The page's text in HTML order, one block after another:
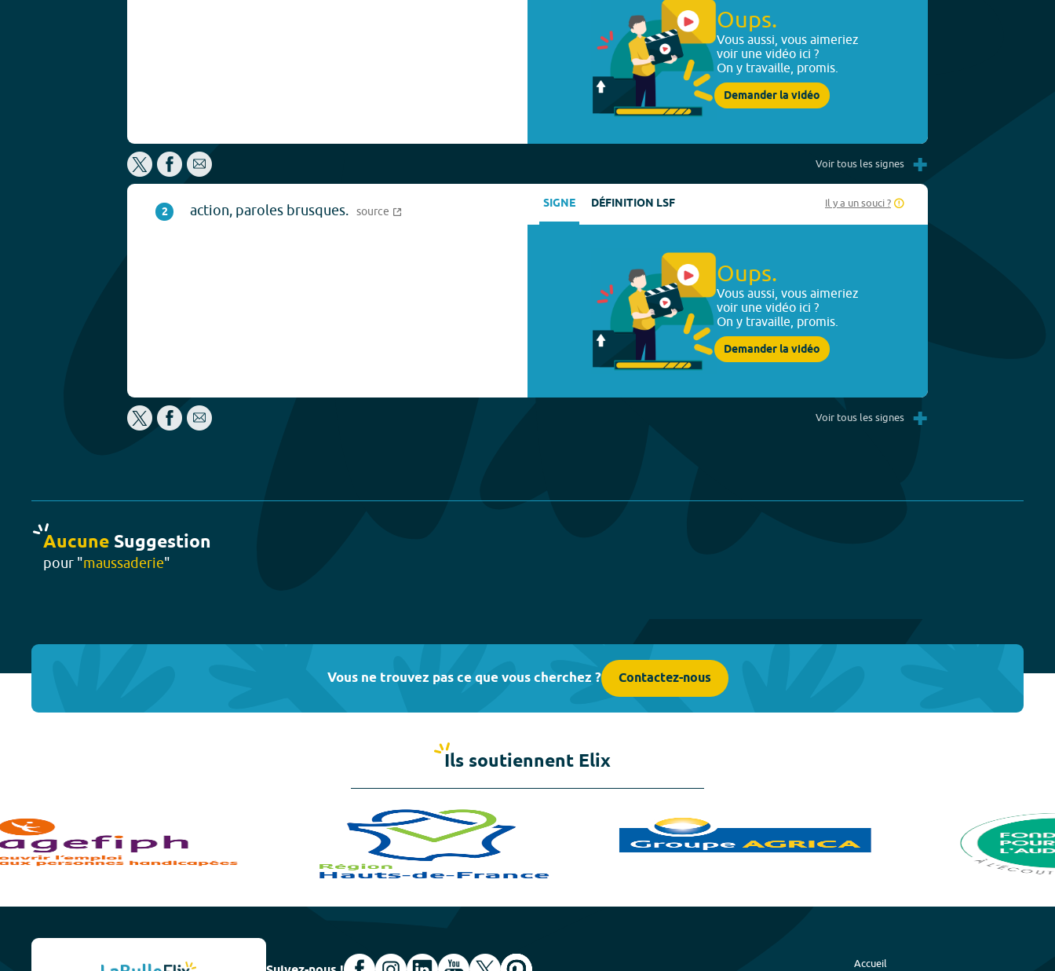
Oups.
Vous aussi, vous aimeriez
voir une vidéo ici ?
On y travaille, promis.
Demander la vidéo
Voir tous les signes +
2 action, paroles brusques. source SIGNE DÉFINITION LSF Il y a un souci ?
Oups.
Vous aussi, vous aimeriez
voir une vidéo ici ?
On y travaille, promis.
Demander la vidéo
Voir tous les signes +
Aucune Suggestion
pour "maussaderie"
Vous ne trouvez pas ce que vous cherchez ? Contactez-nous
Ils soutiennent Elix
Accueil